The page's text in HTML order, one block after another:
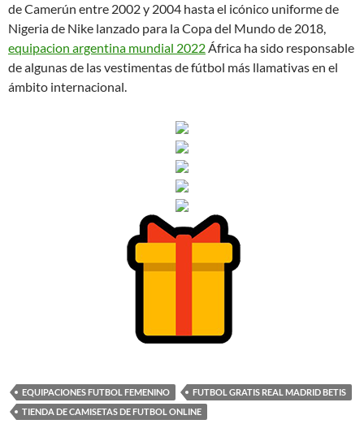
de Camerún entre 2002 y 2004 hasta el icónico uniforme de
Nigeria de Nike lanzado para la Copa del Mundo de 2018,
equipacion argentina mundial 2022África ha sido responsable
de algunas de las vestimentas de fútbol más llamativas en el
ámbito internacional.
EQUIPACIONES FUTBOL FEMENINO
FUTBOL GRATIS REAL MADRID BETIS
TIENDA DE CAMISETAS DE FUTBOL ONLINE